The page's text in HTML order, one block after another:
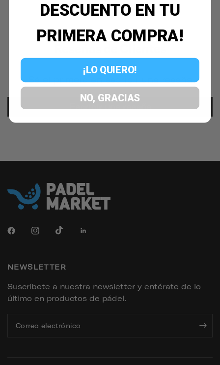
NEWSLETTER
Suscríbete a nuestra newsletter y entérate de lo
último en productos de pádel.
Correo electrónico
DESCUENTO EN TU
PRIMERA COMPRA!
¡LO QUIERO!
NO, GRACIAS